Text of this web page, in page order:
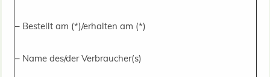
– Bestellt am (*)/erhalten am (*)
– Name des/der Verbraucher(s)